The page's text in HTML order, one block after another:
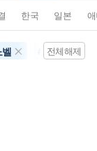
한국 일본
미래배경
전체해제